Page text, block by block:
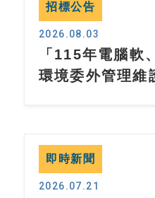
招標公告
2026.08.03
「115年電腦軟
環境委外管理維
即時新聞
2026.07.21